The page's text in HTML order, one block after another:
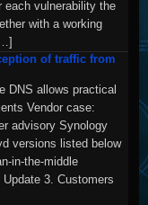
each vulnerability the
with a working
of traffic from
DNS allows practical
Vendor case:
advisory Synology
versions listed below
in-the-middle
3. Customers